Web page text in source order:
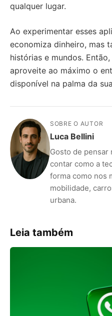
qualquer lugar.
Ao experimentar esses
economiza dinheiro, mas
histórias e mundos.
aproveite ao máximo o
disponível na palma da
SOBRE O AUTOR
Luca Bellini
Gosto de
contar como a
forma como nos
mobilidade,
urbana.
Leia também